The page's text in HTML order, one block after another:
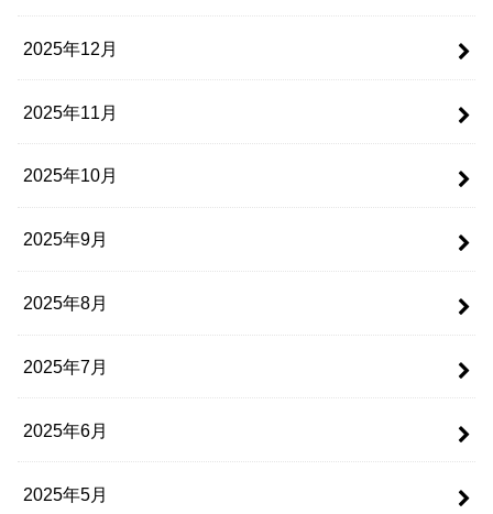
2025年12月
2025年11月
2025年10月
2025年9月
2025年8月
2025年7月
2025年6月
2025年5月